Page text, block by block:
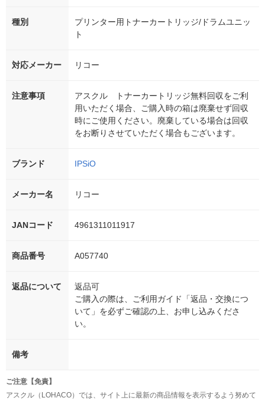
種別
プリンター用トナーカートリッジ/ドラムユニッ
ト
対応メーカー リコー
注意事項
アスクル トナーカートリッジ無料回収をご利
用いただく場合、ご購入時の箱は廃棄せず回収
時にご使用ください。廃棄している場合は回収
をお断りさせていただく場合もございます。
ブランド IPSiO
メーカー名 リコー
JANコード 4961311011917
商品番号 A057740
返品について
返品可
ご購入の際は、ご利用ガイド「返品・交換につ
いて」を必ずご確認の上、お申し込みくださ
い。
備考
ご注意【免責】
アスクル（LOHACO）では、サイト上に最新の商品情報を表示するよう努めて